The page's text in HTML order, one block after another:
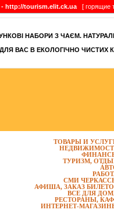
- http://tourism.elit.ck.ua [ горящие
НАБОРИ З ЧАЄМ.
ВАС В ЕКОЛОГІЧНО ЧИСТИХ
ТОВАРЫ И
ТУРИЗМ,
СМИ
АФИША, ЗАКАЗ
ВСЕ ДЛЯ
РЕСТОРАНЫ,
ИНТЕРНЕТ-